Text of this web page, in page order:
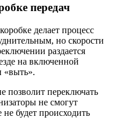
передач
делает процесс
но скорости
раздается
на включенной
«выть».
позволит переключать
не смогут
будет происходить